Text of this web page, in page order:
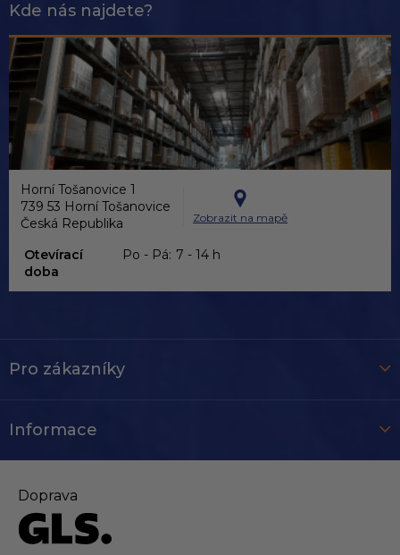
Pro zákazníky
Informace
Kde nás najdete?
Horní Tošanovice 1
739 53 Horní Tošanovice
Česká Republika
Zobrazit na mapě
Otevírací
doba
Po - Pá: 7 - 14 h
Doprava